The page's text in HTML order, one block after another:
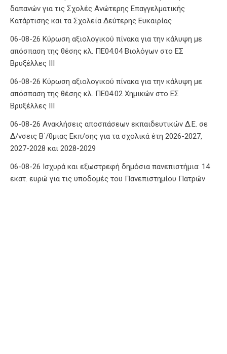
δαπανών για τις Σχολές Ανώτερης Επαγγελματικής
Κατάρτισης και τα Σχολεία Δεύτερης Ευκαιρίας
06-08-26 Κύρωση αξιολογικού πίνακα για την κάλυψη με
απόσπαση της θέσης κλ. ΠΕ04.04 Βιολόγων στο ΕΣ
Βρυξέλλες ΙΙΙ
06-08-26 Κύρωση αξιολογικού πίνακα για την κάλυψη με
απόσπαση της θέσης κλ. ΠΕ04.02 Χημικών στο ΕΣ
Βρυξέλλες ΙΙΙ
06-08-26 Ανακλήσεις αποσπάσεων εκπαιδευτικών Δ.Ε. σε
Δ/νσεις Β΄/θμιας Εκπ/σης για τα σχολικά έτη 2026-2027,
2027-2028 και 2028-2029
06-08-26 Ισχυρά και εξωστρεφή δημόσια πανεπιστήμια: 14
εκατ. ευρώ για τις υποδομές του Πανεπιστημίου Πατρών